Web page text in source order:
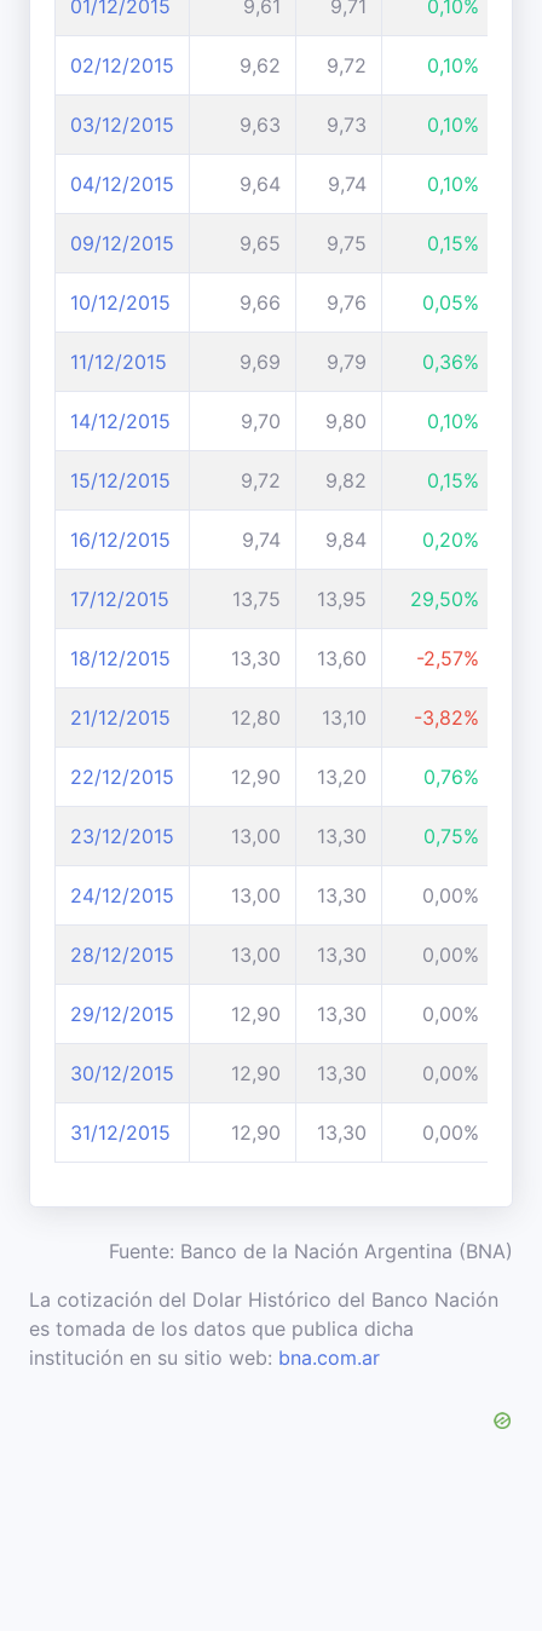
01/12/2015 9,61 9,71 0,10%
02/12/2015 9,62 9,72 0,10%
03/12/2015 9,63 9,73 0,10%
04/12/2015 9,64 9,74 0,10%
09/12/2015 9,65 9,75 0,15%
10/12/2015 9,66 9,76 0,05%
11/12/2015 9,69 9,79 0,36%
14/12/2015 9,70 9,80 0,10%
15/12/2015 9,72 9,82 0,15%
16/12/2015 9,74 9,84 0,20%
17/12/2015 13,75 13,95 29,50%
18/12/2015 13,30 13,60 -2,57%
21/12/2015 12,80 13,10 -3,82%
22/12/2015 12,90 13,20 0,76%
23/12/2015 13,00 13,30 0,75%
24/12/2015 13,00 13,30 0,00%
28/12/2015 13,00 13,30 0,00%
29/12/2015 12,90 13,30 0,00%
30/12/2015 12,90 13,30 0,00%
31/12/2015 12,90 13,30 0,00%
Fuente: Banco de la Nación Argentina (BNA)
La cotización del Dolar Histórico del Banco Nación
es tomada de los datos que publica dicha
institución en su sitio web: bna.com.ar